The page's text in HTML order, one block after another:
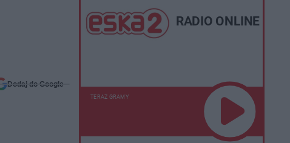
Dodaj do Google
RADIO ONLINE
TERAZ GRAMY